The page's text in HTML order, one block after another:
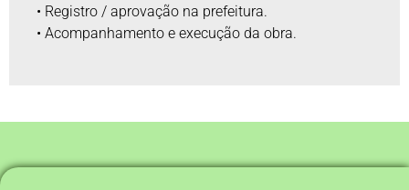
• Registro / aprovação na prefeitura.
• Acompanhamento e execução da obra.